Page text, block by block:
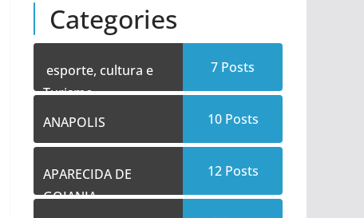
Categories
esporte, cultura e
Turismo
7 Posts
ANAPOLIS 10 Posts
APARECIDA DE
GOIANIA
12 Posts